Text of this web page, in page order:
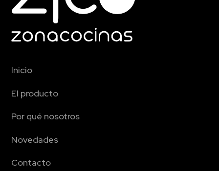
Inicio
El producto
Por qué nosotros
Novedades
Contacto